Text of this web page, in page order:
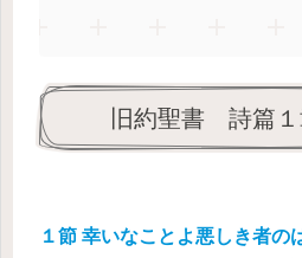
旧約聖書 詩篇
１節 幸いなことよ悪しき者の